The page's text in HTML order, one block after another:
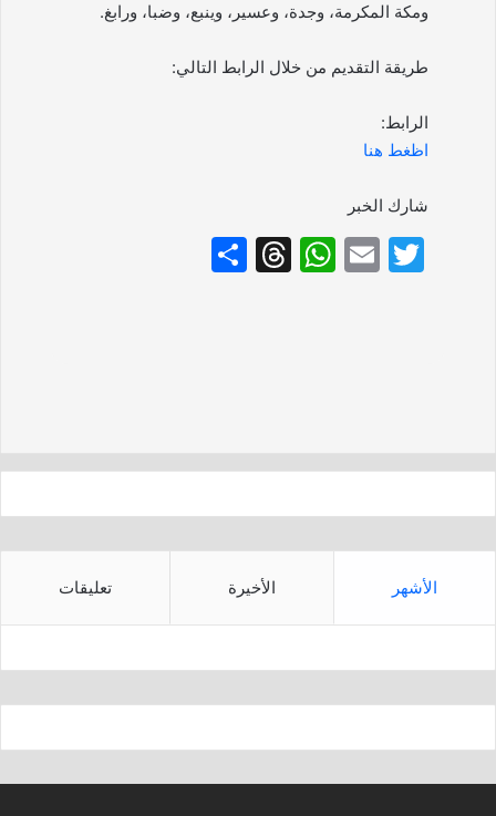
ومكة المكرمة، وجدة، وعسير، وينبع، وضبا، ورابغ.
طريقة التقديم من خلال الرابط التالي:
الرابط:
اظغط هنا
شارك الخبر
T
E
W
p
T
الأشهر الأخيرة تعليقات